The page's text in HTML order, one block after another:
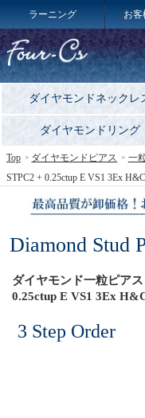
ラーニング お客
ダイヤモンドネックレ
ダイヤモンドリング
Diamond Stud
ダイヤモンド一粒ピア
0.25ctup E VS1 3Ex
3 Step Order
Top ダイヤモンドピアス 一
STPC2 + 0.25ctup E VS1 3Ex H&C